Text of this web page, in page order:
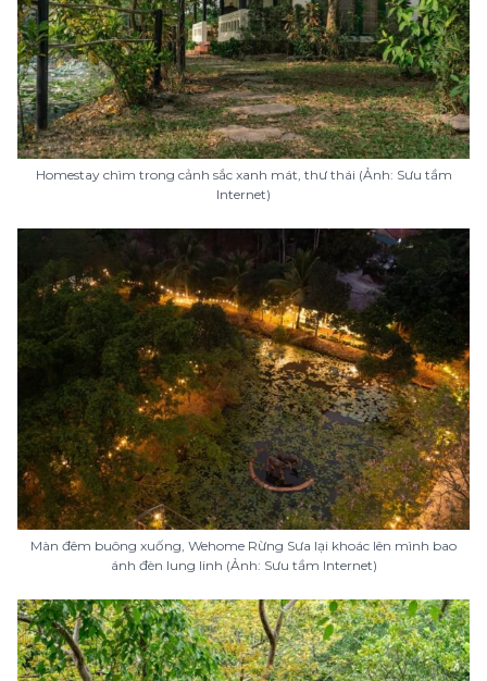
Homestay chìm trong cảnh sắc xanh mát, thư thái (Ảnh: Sưu tầm
Internet)
Màn đêm buông xuống, Wehome Rừng Sưa lại khoác lên mình bao
ánh đèn lung linh (Ảnh: Sưu tầm Internet)